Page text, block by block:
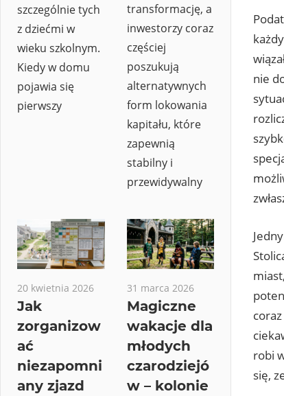
nie
robi
się,
szczególnie tych
z dziećmi w
wieku szkolnym.
Kiedy w domu
pojawia się
pierwszy
transformację, a
inwestorzy coraz
częściej
poszukują
alternatywnych
form lokowania
kapitału, które
zapewnią
stabilny i
przewidywalny
20 kwietnia 2026
Jak
zorganizow
ać
niezapomni
any zjazd
31 marca 2026
Magiczne
wakacje dla
młodych
czarodziejó
w – kolonie